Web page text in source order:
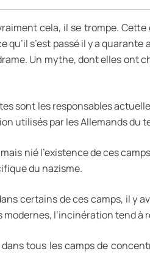
cela, il se trompe.
qu’il s’est passé il y a
Un mythe, dont elles ont
sont les responsables
utilisés par les Allemands du
nié l’existence de ces
du nazisme.
certains de ces camps, il y
modernes, l’incinération tend à
tous les camps de